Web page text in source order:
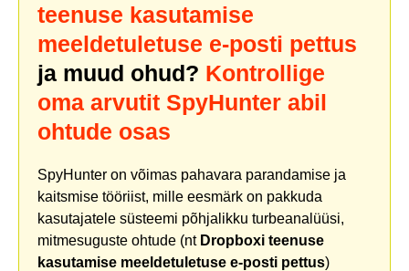
teenuse kasutamise
meeldetuletuse e-posti pettus
ja muud ohud? Kontrollige
oma arvutit SpyHunter abil
ohtude osas
SpyHunter on võimas pahavara parandamise ja
kaitsmise tööriist, mille eesmärk on pakkuda
kasutajatele süsteemi põhjalikku turbeanalüüsi,
mitmesuguste ohtude (nt Dropboxi teenuse
kasutamise meeldetuletuse e-posti pettus)